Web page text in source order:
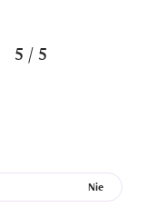
5 / 5
Nie